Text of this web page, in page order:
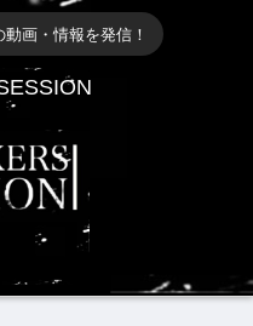
画・情報を発信！